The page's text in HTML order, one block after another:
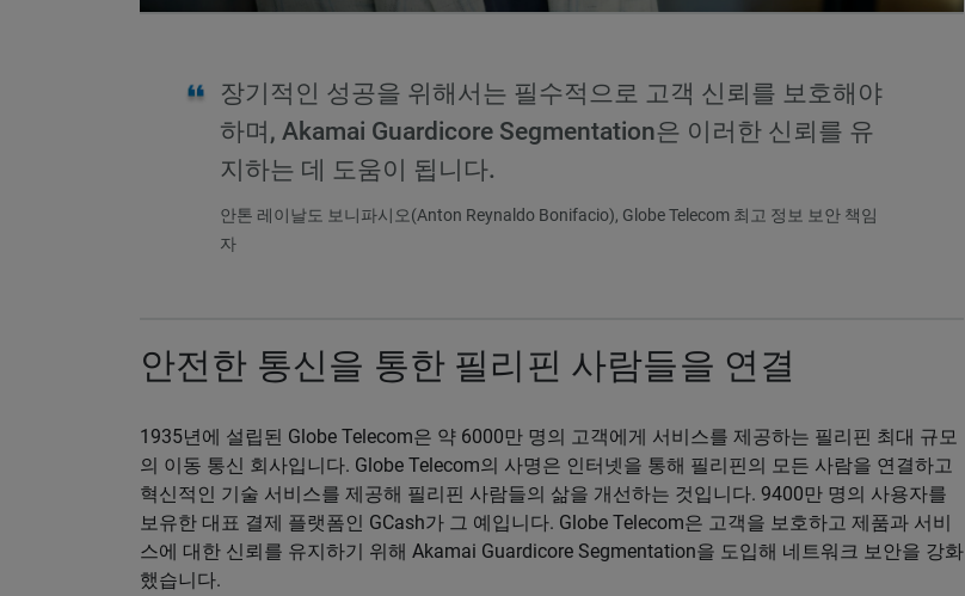
장기적인 성공을 위해서는 필수적으로 고객 신뢰를 보호해야
하며, Akamai Guardicore Segmentation은 이러한 신뢰를 유
지하는 데 도움이 됩니다.
안톤 레이날도 보니파시오(Anton Reynaldo Bonifacio), Globe Telecom 최고 정보 보안 책임
자
안전한 통신을 통한 필리핀 사람들을 연결
1935년에 설립된 Globe Telecom은 약 6000만 명의 고객에게 서비스를 제공하는 필리핀 최대 규모
의 이동 통신 회사입니다. Globe Telecom의 사명은 인터넷을 통해 필리핀의 모든 사람을 연결하고
혁신적인 기술 서비스를 제공해 필리핀 사람들의 삶을 개선하는 것입니다. 9400만 명의 사용자를
보유한 대표 결제 플랫폼인 GCash가 그 예입니다. Globe Telecom은 고객을 보호하고 제품과 서비
스에 대한 신뢰를 유지하기 위해 Akamai Guardicore Segmentation을 도입해 네트워크 보안을 강화
했습니다.